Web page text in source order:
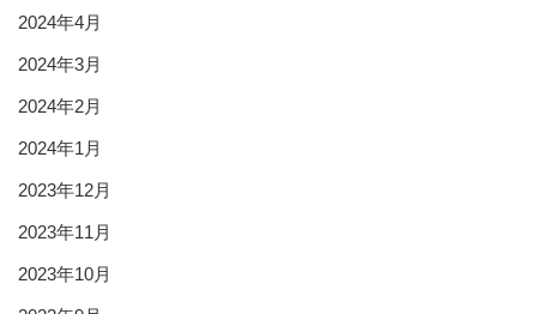
2024年4月
2024年3月
2024年2月
2024年1月
2023年12月
2023年11月
2023年10月